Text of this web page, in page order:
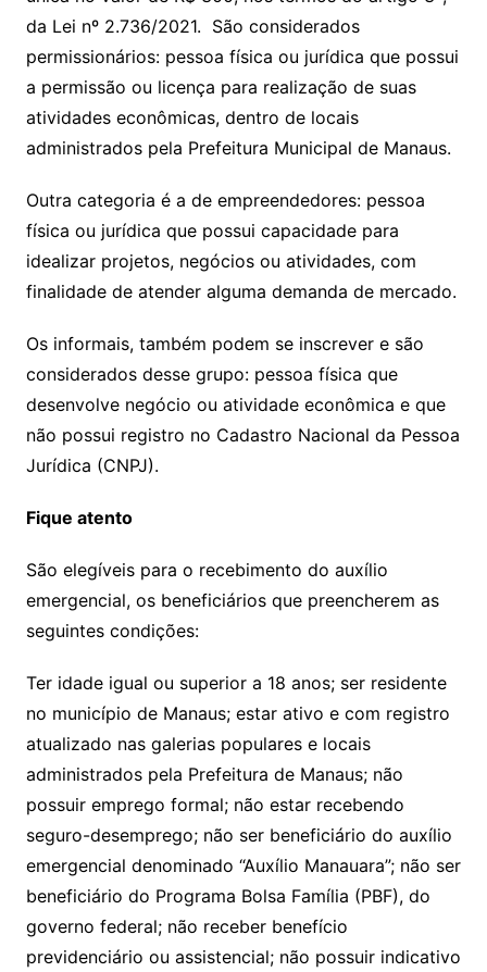
da Lei nº 2.736/2021. São considerados
permissionários: pessoa física ou jurídica que possui
a permissão ou licença para realização de suas
atividades econômicas, dentro de locais
administrados pela Prefeitura Municipal de Manaus.
Outra categoria é a de empreendedores: pessoa
física ou jurídica que possui capacidade para
idealizar projetos, negócios ou atividades, com
finalidade de atender alguma demanda de mercado.
Os informais, também podem se inscrever e são
considerados desse grupo: pessoa física que
desenvolve negócio ou atividade econômica e que
não possui registro no Cadastro Nacional da Pessoa
Jurídica (CNPJ).
Fique atento
São elegíveis para o recebimento do auxílio
emergencial, os beneficiários que preencherem as
seguintes condições:
Ter idade igual ou superior a 18 anos; ser residente
no município de Manaus; estar ativo e com registro
atualizado nas galerias populares e locais
administrados pela Prefeitura de Manaus; não
possuir emprego formal; não estar recebendo
seguro-desemprego; não ser beneficiário do auxílio
emergencial denominado “Auxílio Manauara”; não ser
beneficiário do Programa Bolsa Família (PBF), do
governo federal; não receber benefício
previdenciário ou assistencial; não possuir indicativo